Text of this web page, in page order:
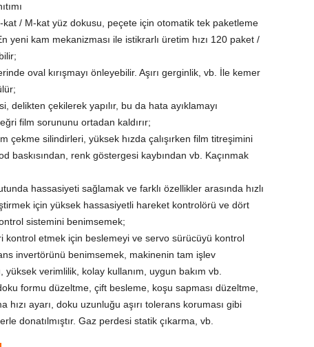
kat / M-kat yüz dokusu, peçete için otomatik tek paketleme
yeni kam mekanizması ile istikrarlı üretim hızı 120 paket /
oval kırışmayı önleyebilir. Aşırı gerginlik, vb. İle kemer
delikten çekilerek yapılır, bu da hata ayıklamayı
film sorununu ortadan kaldırır;
çekme silindirleri, yüksek hızda çalışırken film titreşimini
baskısından, renk göstergesi kaybından vb. Kaçınmak
hassasiyeti sağlamak ve farklı özellikler arasında hızlı
için yüksek hassasiyetli hareket kontrolörü ve dört
sistemini benimsemek;
kontrol etmek için beslemeyi ve servo sürücüyü kontrol
invertörünü benimsemek, makinenin tam işlev
yüksek verimlilik, kolay kullanım, uygun bakım vb.
formu düzeltme, çift besleme, koşu sapması düzeltme,
hızı ayarı, doku uzunluğu aşırı tolerans koruması gibi
donatılmıştır. Gaz perdesi statik çıkarma, vb.